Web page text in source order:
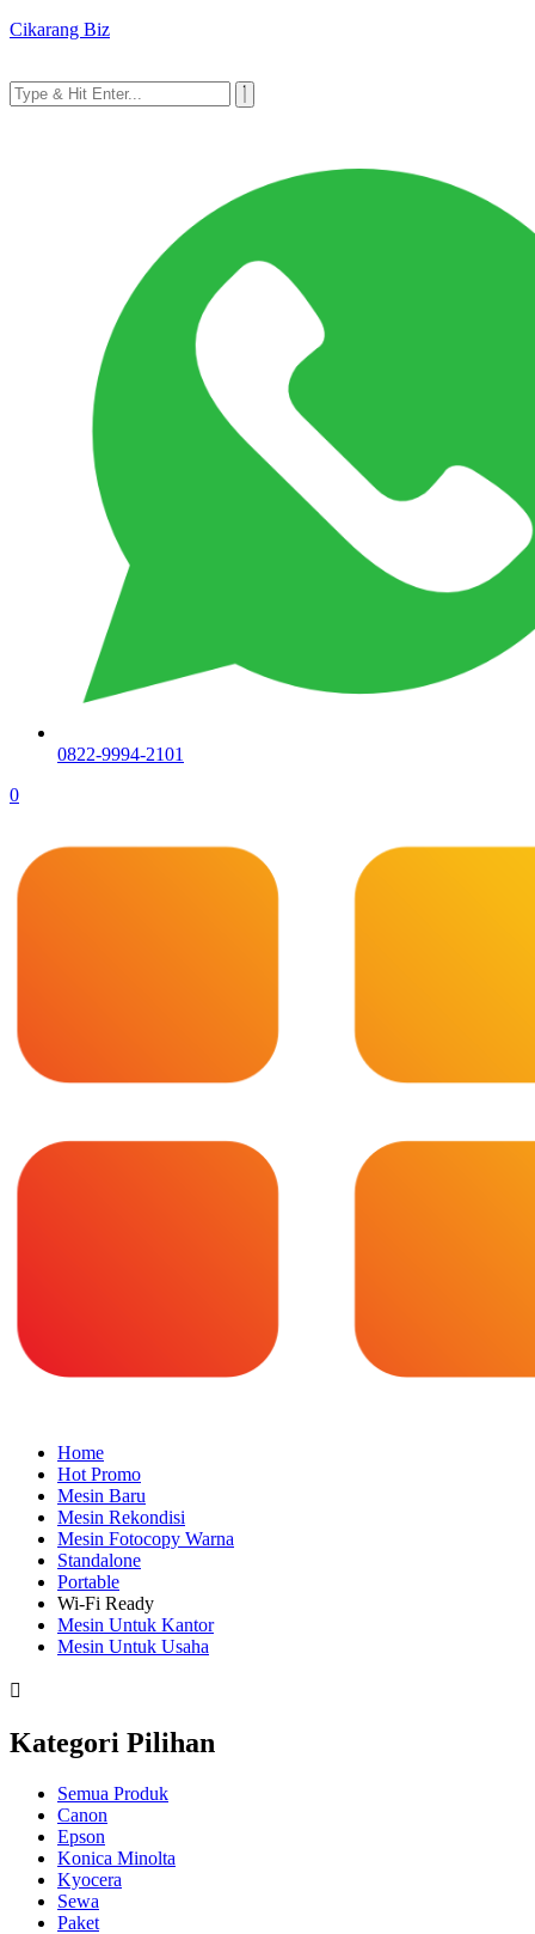
Cikarang Biz
0822-9994-2101
0
Home
Hot Promo
Mesin Baru
Mesin Rekondisi
Mesin Fotocopy Warna
Standalone
Portable
Wi-Fi Ready
Mesin Untuk Kantor
Mesin Untuk Usaha
Kategori Pilihan
Semua Produk
Canon
Epson
Konica Minolta
Kyocera
Sewa
Paket